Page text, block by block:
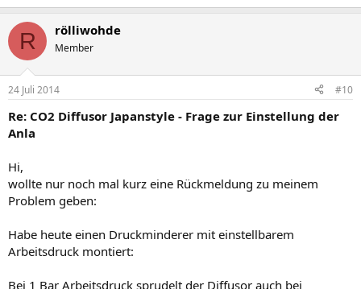
R rölliwohde
Member
24 Juli 2014 #10
Re: CO2 Diffusor Japanstyle - Frage zur Einstellung der
Anla
Hi,
wollte nur noch mal kurz eine Rückmeldung zu meinem
Problem geben:
Habe heute einen Druckminderer mit einstellbarem
Arbeitsdruck montiert:
Bei 1 Bar Arbeitsdruck sprudelt der Diffusor auch bei